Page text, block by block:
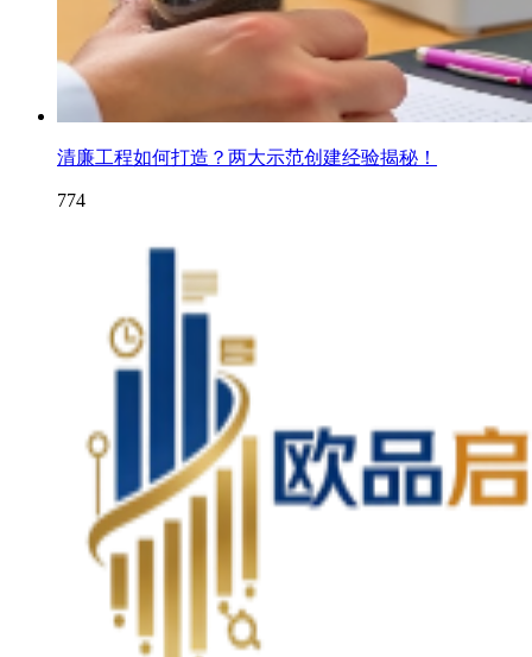
清廉工程如何打造？两大示范创建经验揭秘！
774